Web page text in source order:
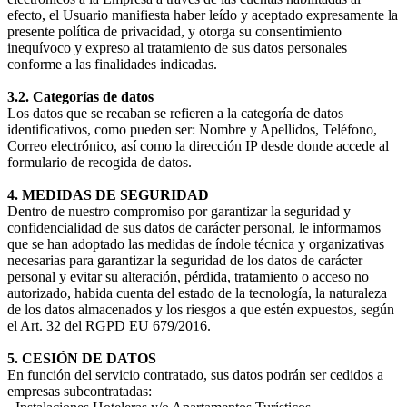
efecto, el Usuario manifiesta haber leído y aceptado expresamente la
presente política de privacidad, y otorga su consentimiento
inequívoco y expreso al tratamiento de sus datos personales
conforme a las finalidades indicadas.
3.2. Categorías de datos
Los datos que se recaban se refieren a la categoría de datos
identificativos, como pueden ser: Nombre y Apellidos, Teléfono,
Correo electrónico, así como la dirección IP desde donde accede al
formulario de recogida de datos.
4. MEDIDAS DE SEGURIDAD
Dentro de nuestro compromiso por garantizar la seguridad y
confidencialidad de sus datos de carácter personal, le informamos
que se han adoptado las medidas de índole técnica y organizativas
necesarias para garantizar la seguridad de los datos de carácter
personal y evitar su alteración, pérdida, tratamiento o acceso no
autorizado, habida cuenta del estado de la tecnología, la naturaleza
de los datos almacenados y los riesgos a que estén expuestos, según
el Art. 32 del RGPD EU 679/2016.
5. CESIÓN DE DATOS
En función del servicio contratado, sus datos podrán ser cedidos a
empresas subcontratadas: